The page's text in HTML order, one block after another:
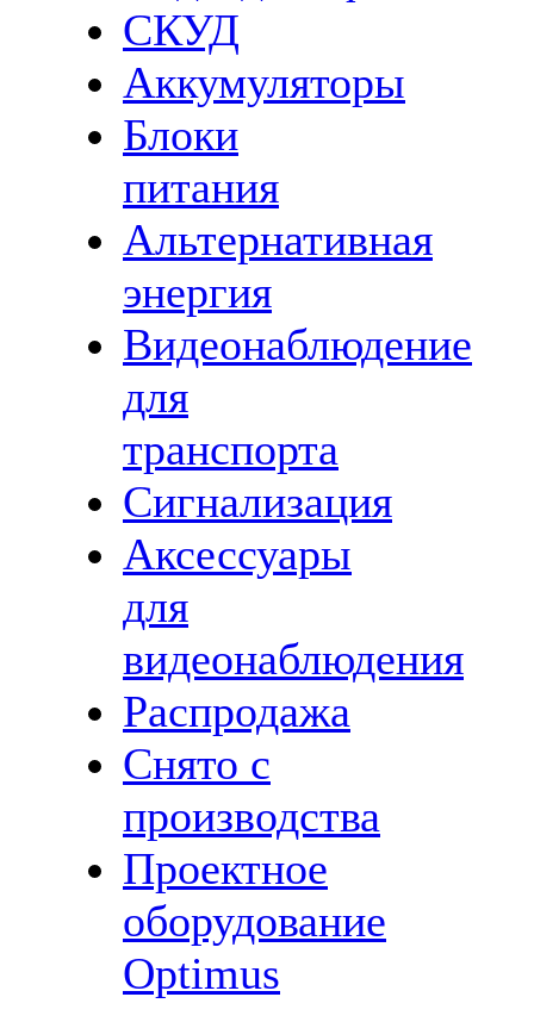
СКУД
Аккумуляторы
Блоки
питания
Альтернативная
энергия
Видеонаблюдение
для
транспорта
Сигнализация
Аксессуары
для
видеонаблюдения
Распродажа
Снято с
производства
Проектное
оборудование
Optimus